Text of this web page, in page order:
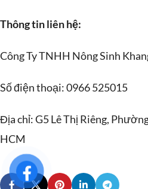
Thông tin liên hệ:
Công Ty TNHH Nông Sinh
Số điện thoại: 0966 525015
Địa chỉ: G5 Lê Thị Riêng,
HCM